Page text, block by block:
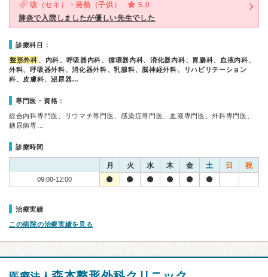
咳（セキ）・発熱（子供）
5.0
肺炎で入院しましたが優しい先生でした
診療科目：
整形外科 、内科、呼吸器内科、循環器内科、消化器内科、胃腸科、血液内科、
外科、呼吸器外科、消化器外科、乳腺科、脳神経外科、リハビリテーション
科、皮膚科、泌尿器…
専門医・資格：
総合内科専門医、リウマチ専門医、感染症専門医、血液専門医、外科専門医、
糖尿病専…
診療時間
月 火 水 木 金 土 日 祝
09:00-12:00
治療実績
この病院の治療実績を見る